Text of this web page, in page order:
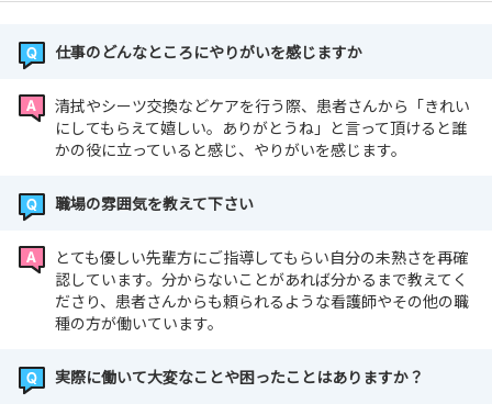
仕事のどんなところにやりがいを感じますか
清拭やシーツ交換などケアを行う際、患者さんから「きれい
にしてもらえて嬉しい。ありがとうね」と言って頂けると誰
かの役に立っていると感じ、やりがいを感じます。
職場の雰囲気を教えて下さい
とても優しい先輩方にご指導してもらい自分の未熟さを再確
認しています。分からないことがあれば分かるまで教えてく
ださり、患者さんからも頼られるような看護師やその他の職
種の方が働いています。
実際に働いて大変なことや困ったことはありますか？